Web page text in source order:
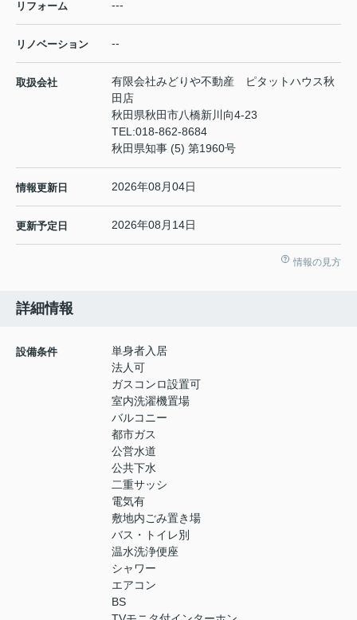
リフォーム ---
リノベーション --
取扱会社
有限会社みどりや不動産 ピタットハウス秋
田店
秋田県秋田市八橋新川向4-23
TEL:018-862-8684
秋田県知事 (5) 第1960号
情報更新日 2026年08月04日
更新予定日 2026年08月14日
情報の見方
詳細情報
設備条件
単身者入居
法人可
ガスコンロ設置可
室内洗濯機置場
バルコニー
都市ガス
公営水道
公共下水
二重サッシ
電気有
敷地内ごみ置き場
バス・トイレ別
温水洗浄便座
シャワー
エアコン
BS